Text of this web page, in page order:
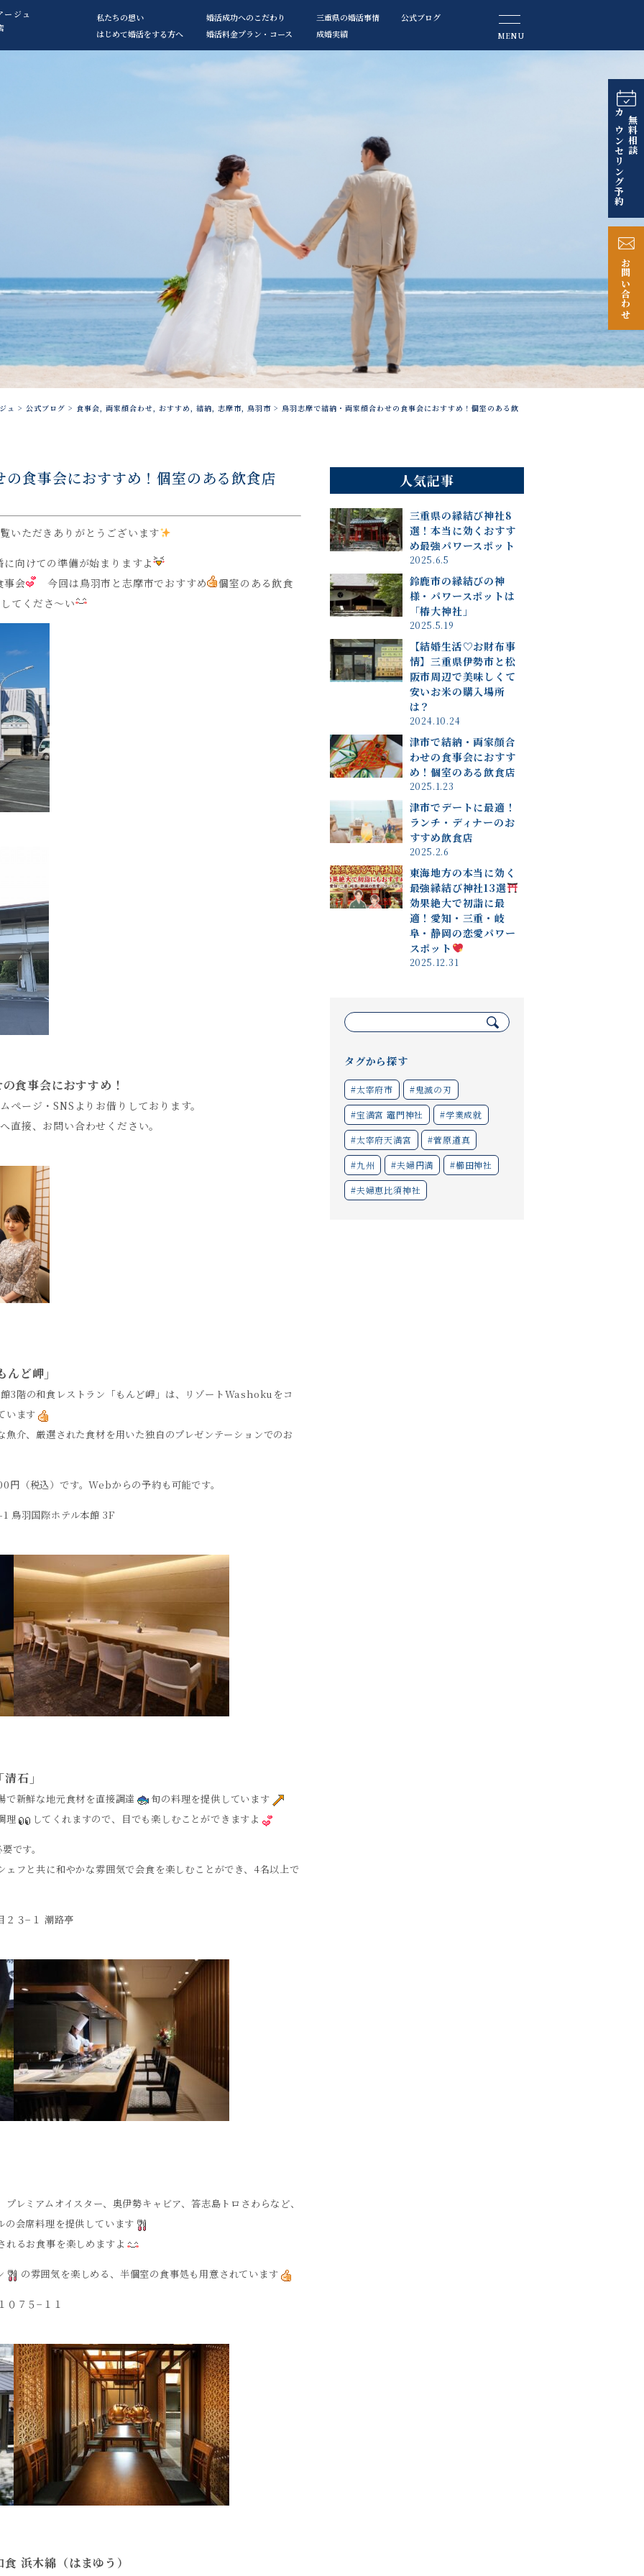
ージュ
私たちの想い 婚活成功へのこだわり 三重県の婚活事情
公式ブログ
はじめて婚活をする方へ
婚活料金プラン・コース 成婚実績 MENU
ュ > 公式ブログ > 食事会, 両家顔合わせ, おすすめ, 結納, 志摩市, 鳥羽市 > 鳥羽志摩で結納・両家顔合わせの食事会におすすめ！個室のある飲
食事会におすすめ！個室のある飲食店
いただきありがとうございます
向けての準備が始まりますよ
事会
今回は鳥羽市と志摩市でおすすめ
個室のある飲食
てくださ～い
食事会におすすめ！
ージ・SNSよりお借りしております。
接、お問い合わせください。
ど岬」
階の和食レストラン「もんど岬」は、リゾートWashokuをコ
います
魚介、 厳選された食材を用いた独自のプレゼンテーションでのお
（税込）です。Webからの予約も可能です。
鳥羽国際ホテル本館 3F
石」
で新鮮な地元食材を直接調達
旬の料理を提供しています
理
してくれますので、目でも楽しむことができますよ
です。
フと共に和やかな雰囲気で会食を楽しむことができ、4名以上で
２３−１ 潮路亭
レミアムオイスター、奥伊勢キャビア、答志島トロさわらなど、
の会席料理を提供しています
れるお食事を楽しめますよ
の雰囲気を楽しめる、半個室の食事処も用意されています
０７５−１１
浜木綿（はまゆう）
人気記事
三重県の縁結び神社8
選！本当に効くおすす
め最強パワースポット
2025.6.5
鈴鹿市の縁結びの神
様・パワースポットは
「椿大神社」
2025.5.19
【結婚生活♡お財布事
情】三重県伊勢市と松
阪市周辺で美味しくて
安いお米の購入場所
は？
2024.10.24
津市で結納・両家顔合
わせの食事会におすす
め！個室のある飲食店
2025.1.23
津市でデートに最適！
ランチ・ディナーのお
すすめ飲食店
2025.2.6
東海地方の本当に効く
最強縁結び神社13選
効果絶大で初詣に最
適！愛知・三重・岐
阜・静岡の恋愛パワー
スポット
2025.12.31
索:
タグから探す
#太宰府市 #鬼滅の刃
#宝満宮 竈門神社 #学業成就
#太宰府天満宮 #菅原道真
#九州 #夫婦円満 #櫛田神社
#夫婦恵比須神社
無料相談
カウンセリング予約
お問い合わせ